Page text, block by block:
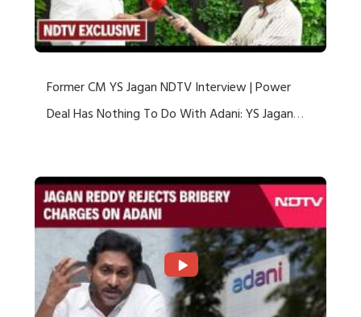
Former CM YS Jagan NDTV Interview | Power
Deal Has Nothing To Do With Adani: YS Jagan